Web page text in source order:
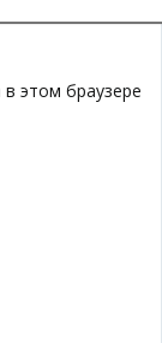
этом браузере